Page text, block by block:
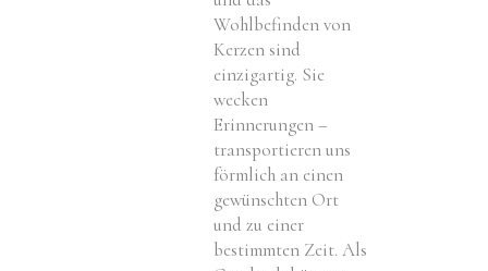
Wohlbefinden von
Kerzen sind
einzigartig. Sie
wecken
Erinnerungen –
transportieren uns
förmlich an einen
gewünschten Ort
und zu einer
bestimmten Zeit. Als